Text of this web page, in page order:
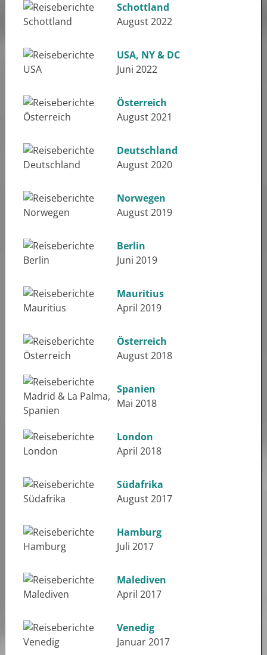
Schottland
August 2022
USA, NY & DC
Juni 2022
Österreich
August 2021
Deutschland
August 2020
Norwegen
August 2019
Berlin
Juni 2019
Mauritius
April 2019
Österreich
August 2018
Spanien
Mai 2018
London
April 2018
Südafrika
August 2017
Hamburg
Juli 2017
Malediven
April 2017
Venedig
Januar 2017